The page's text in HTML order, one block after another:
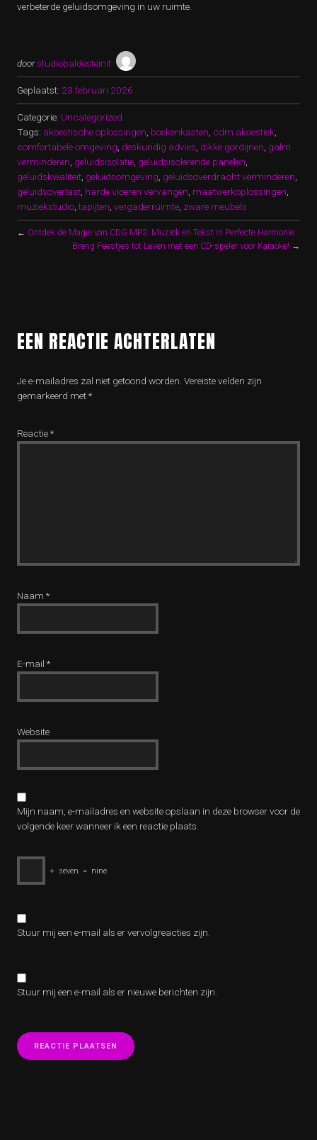
verbeterde geluidsomgeving in uw ruimte.
doorstudiobaldesteinit
Geplaatst: 23 februari 2026
Categorie: Uncategorized
Tags: akoestische oplossingen boekenkasten cdm akoestiek
comfortabele omgeving deskundig advies dikke gordijnen galm
verminderen geluidsisolatie geluidsisolerende panelen
geluidskwaliteit geluidsomgeving geluidsoverdracht verminderen
geluidsoverlast harde vloeren vervangen maatwerkoplossingen
muziekstudio ,tapijten vergaderruimte zware meubels
← Ontdek de Magie van CDG MP3: Muziek en Tekst in Perfecte Harmonie
Breng Feestjes tot Leven met een CD-speler voor Karaoke! →
EEN REACTIE ACHTERLATEN
Je e-mailadres zal niet getoond worden. Vereiste velden zijn
gemarkeerd met*
Reactie*
Naam *
E-mail *
Website
Mijn naam, e-mailadres en website opslaan in deze browser voor de
volgende keer wanneer ik een reactie plaats.
+ seven = nine
Stuur mij een e-mail als er vervolgreacties zijn.
Stuur mij een e-mail als er nieuwe berichten zijn.